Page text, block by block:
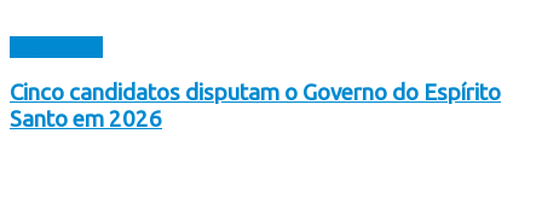
Cinco candidatos disputam o Governo do Espírito
Santo em 2026